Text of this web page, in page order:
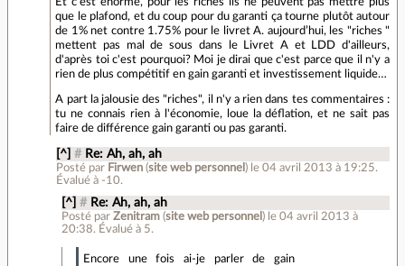
que le plafond, et du coup pour du garanti ça tourne plutôt autour
de 1% net contre 1.75% pour le livret A. aujourd’hui, les "riches "
mettent pas mal de sous dans le Livret A et LDD d'ailleurs,
d'après toi c'est pourquoi? Moi je dirai que c'est parce que il n'y a
rien de plus compétitif en gain garanti et investissement liquide…
A part la jalousie des "riches", il n'y a rien dans tes commentaires :
tu ne connais rien à l'économie, loue la déflation, et ne sait pas
faire de différence gain garanti ou pas garanti.
[^] # Re: Ah, ah, ah
Posté par Firwen(site web personnel ) le 04 avril 2013 à 19:25.
Évalué à -10.
[^] # Re: Ah, ah, ah
Posté parZenitram (site web personnel ) le 04 avril 2013 à
20:38. Évalué à 5.
Encore une fois ai-je parler de gain